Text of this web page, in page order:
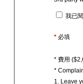
我已
* 必填
* 費用
*
1. Leave